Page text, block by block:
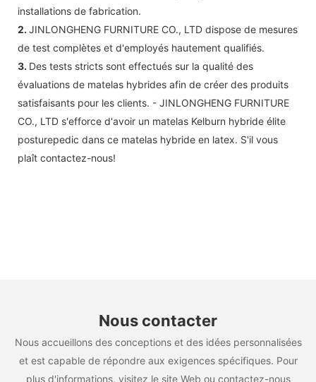
installations de fabrication.
2. JINLONGHENG FURNITURE CO., LTD dispose de mesures
de test complètes et d'employés hautement qualifiés.
3. Des tests stricts sont effectués sur la qualité des
évaluations de matelas hybrides afin de créer des produits
satisfaisants pour les clients. - JINLONGHENG FURNITURE
CO., LTD s'efforce d'avoir un matelas Kelburn hybride élite
posturepedic dans ce matelas hybride en latex. S'il vous
plaît contactez-nous!
Nous contacter
Nous accueillons des conceptions et des idées personnalisées
et est capable de répondre aux exigences spécifiques. Pour
plus d'informations, visitez le site Web ou contactez-nous